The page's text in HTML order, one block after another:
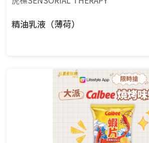
精油乳液（薄荷）